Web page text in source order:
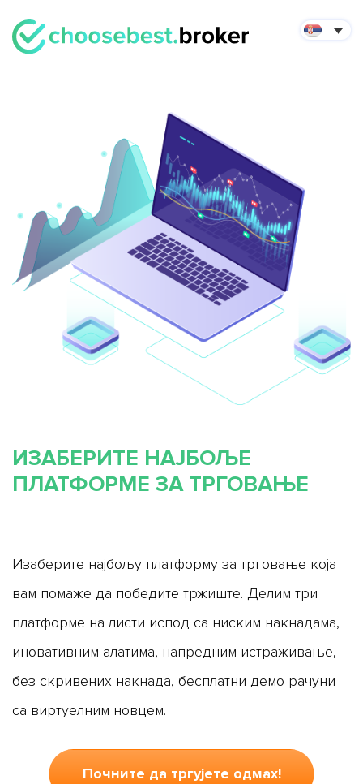
Português
Italiano
Українська
Latviešu
Lietuvių
Eesti keel
Nederlands
Indonesian
Français
Thai
Deutsch
Tiếng Việt
العربية
Malay
Türkçe
日本語
한국어
فارسی
Română
Hrvatski
हिन्दी
Slovenščina
Soomaali
Gàidhlig (na
h-Alba)
ИЗАБЕРИТЕ НАЈБОЉЕ
ПЛАТФОРМЕ ЗА ТРГОВАЊЕ
Изаберите најбољу платформу за трговање која
вам помаже да победите тржиште. Делим три
платформе на листи испод са ниским накнадама,
иновативним алатима, напредним истраживање,
без скривених накнада, бесплатни демо рачуни
са виртуелним новцем.
Почните да тргујете одмах!